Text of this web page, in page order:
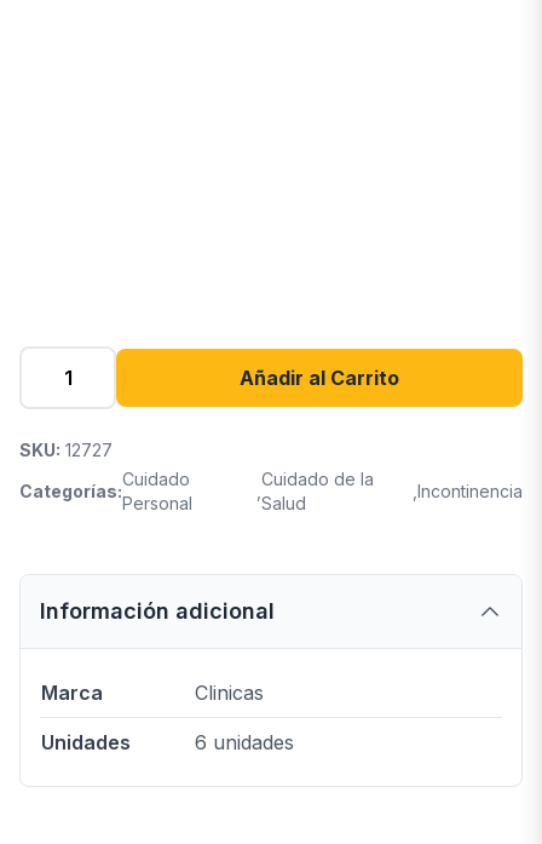
Añadir al Carrito
SKU: 12727
Categorías:
Cuidado
Personal
Cuidado de la
Salud
Incontinencia
Información adicional
Marca Clinicas
Unidades 6 unidades